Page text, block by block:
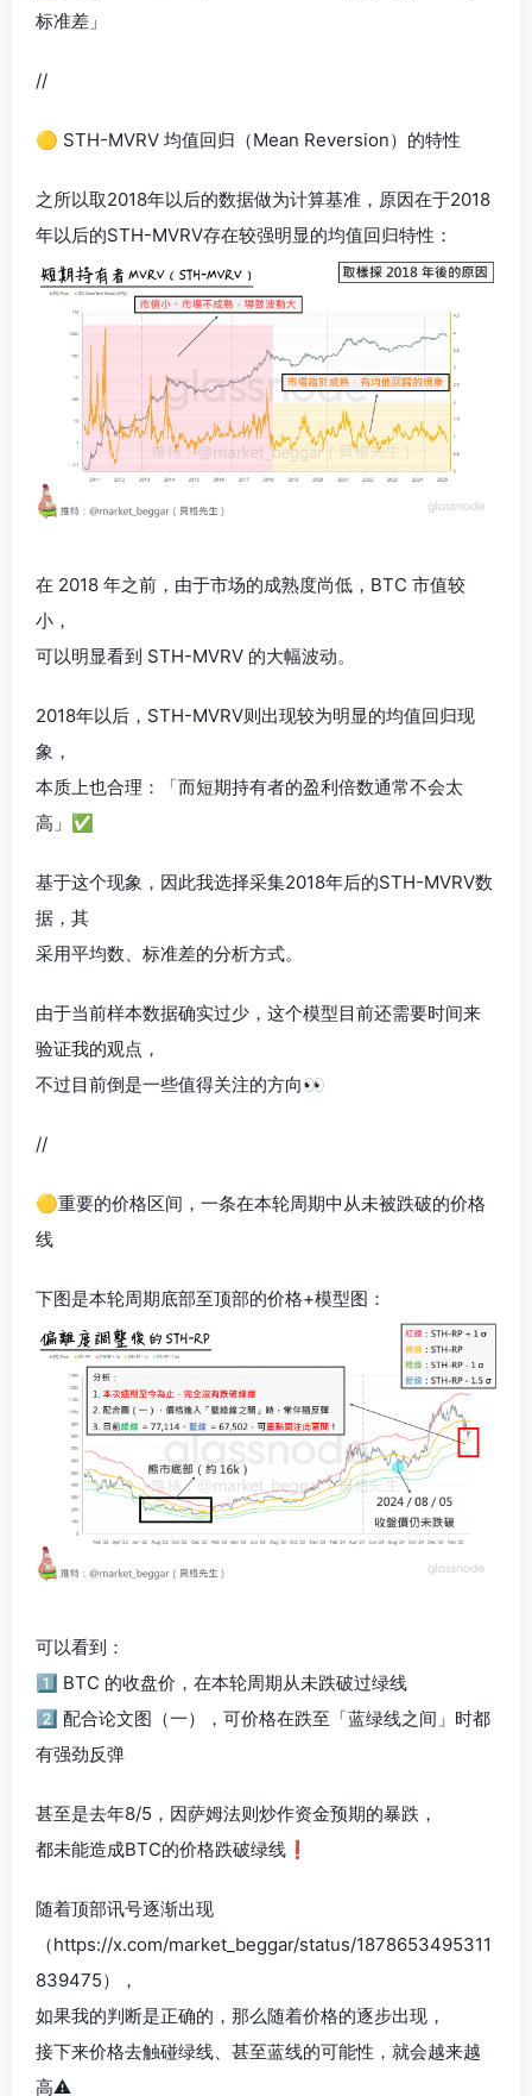
标准差」
//
🟡 STH-MVRV 均值回归（Mean Reversion）的特性
之所以取2018年以后的数据做为计算基准，原因在于2018
年以后的STH-MVRV存在较强明显的均值回归特性：
在 2018 年之前，由于市场的成熟度尚低，BTC 市值较
小，
可以明显看到 STH-MVRV 的大幅波动。
2018年以后，STH-MVRV则出现较为明显的均值回归现
象，
本质上也合理：「而短期持有者的盈利倍数通常不会太
高」✅
基于这个现象，因此我选择采集2018年后的STH-MVRV数
据，其
采用平均数、标准差的分析方式。
由于当前样本数据确实过少，这个模型目前还需要时间来
验证我的观点，
不过目前倒是一些值得关注的方向👀
//
🟡重要的价格区间，一条在本轮周期中从未被跌破的价格
线
下图是本轮周期底部至顶部的价格+模型图：
可以看到：
1️⃣ BTC 的收盘价，在本轮周期从未跌破过绿线
2️⃣ 配合论文图（一），可价格在跌至「蓝绿线之间」时都
有强劲反弹
甚至是去年8/5，因萨姆法则炒作资金预期的暴跌，
都未能造成BTC的价格跌破绿线❗️
随着顶部讯号逐渐出现
（https://x.com/market_beggar/status/1878653495311
839475），
如果我的判断是正确的，那么随着价格的逐步出现，
接下来价格去触碰绿线、甚至蓝线的可能性，就会越来越
高⚠️